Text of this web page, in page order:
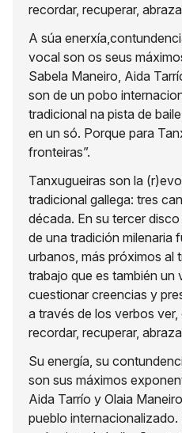
recordar, recuperar,
A súa
vocal son os seus
Sabela Maneiro, Aida
son de un pobo
tradicional na pista de
en un só. Porque para
fronteiras”.
Tanxugueiras son la
tradicional gallega: tres
década. En su tercer
de una tradición milenaria
urbanos, más próximos al
trabajo que es también un
cuestionar creencias y
a través de los verbos
recordar, recuperar,
Su energía, su
son sus máximos
Aida Tarrío y Olaia
pueblo